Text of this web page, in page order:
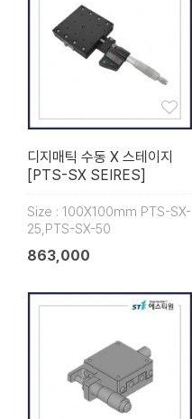
디지매틱 수동 X 스테이지
[PTS-SX SEIRES]
Size : 100X100mm PTS-SX-
25,PTS-SX-50
863,000